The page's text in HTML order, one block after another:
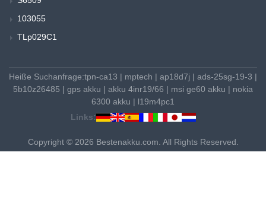
103055
TLp029C1
Heiße Suchanfrage:tpn-ca13 | mptech | ap18d7j | ads-25sg-19-3 |
5b10z26485 | gps akku | akku 4inr19/66 | msi ge60 akku | nokia
6300 akku | l19m4pc1
Links:
Copyright © 2026 Bestenakku.com. All Rights Reserved.